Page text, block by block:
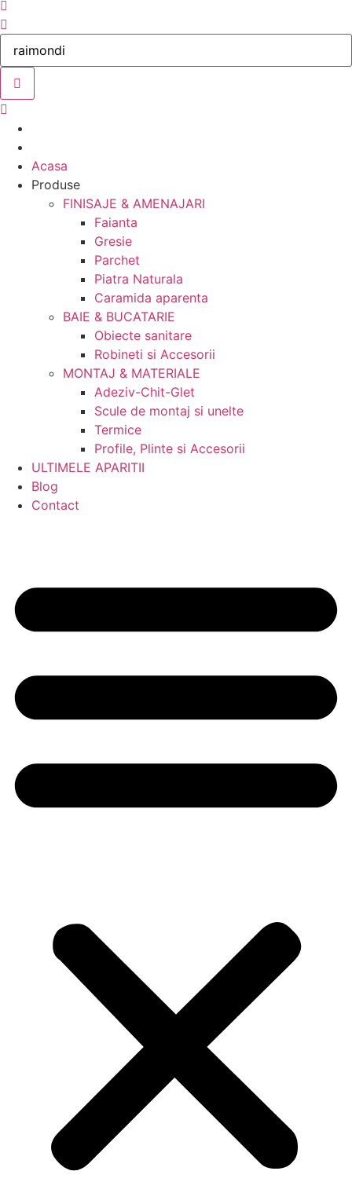
Acasa
Produse
FINISAJE & AMENAJARI
Faianta
Gresie
Parchet
Piatra Naturala
Caramida aparenta
BAIE & BUCATARIE
Obiecte sanitare
Robineti si Accesorii
MONTAJ & MATERIALE
Adeziv-Chit-Glet
Scule de montaj si unelte
Termice
Profile, Plinte si Accesorii
ULTIMELE APARITII
Blog
Contact